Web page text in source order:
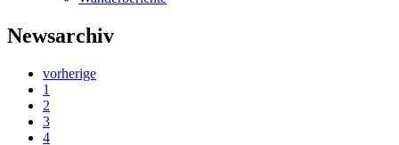
Newsarchiv
vorherige
1
2
3
4